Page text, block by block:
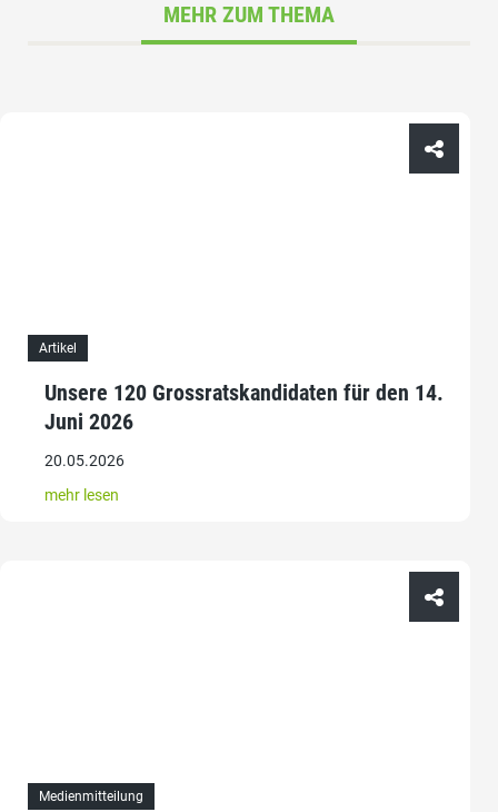
MEHR ZUM THEMA
Artikel
Unsere 120 Grossratskandidaten für den 14.
Juni 2026
20.05.2026
mehr lesen
Medienmitteilung